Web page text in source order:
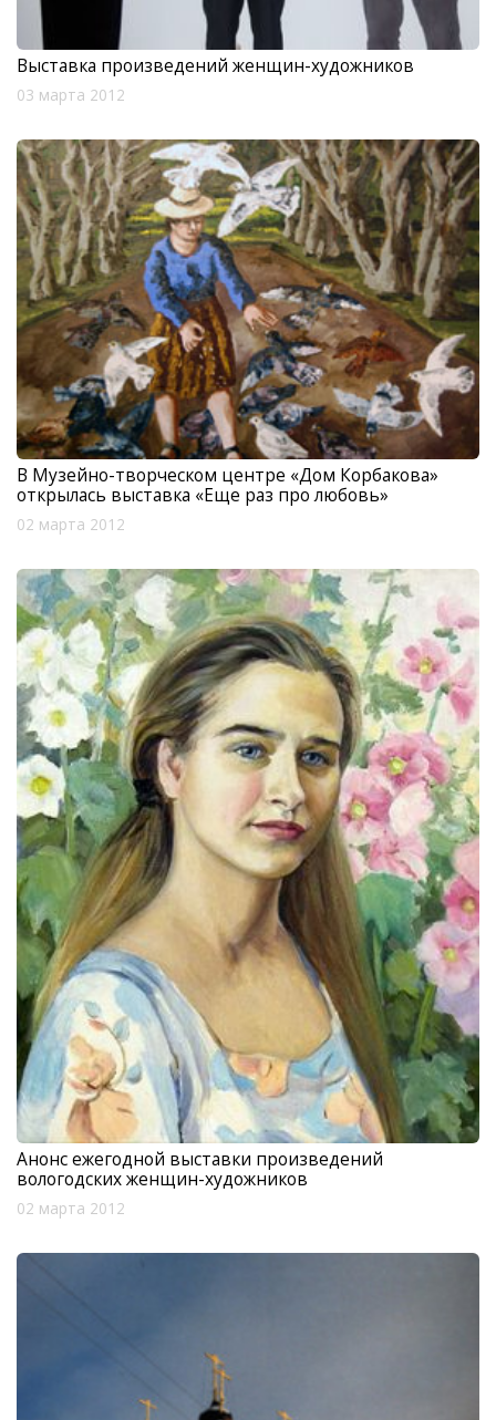
Выставка произведений женщин-художников
03 марта 2012
В Музейно-творческом центре «Дом Корбакова»
открылась выставка «Еще раз про любовь»
02 марта 2012
Анонс ежегодной выставки произведений
вологодских женщин-художников
02 марта 2012